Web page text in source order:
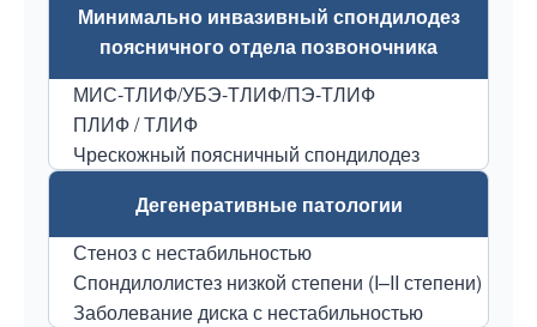
Минимально инвазивный спондилодез
поясничного отдела позвоночника
МИС-ТЛИФ/УБЭ-ТЛИФ/ПЭ-ТЛИФ
ПЛИФ / ТЛИФ
Чрескожный поясничный спондилодез
Дегенеративные патологии
Стеноз с нестабильностью
Спондилолистез низкой степени (I–II степени)
Заболевание диска с нестабильностью